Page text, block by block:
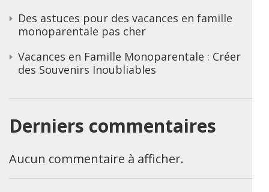
Des astuces pour des vacances en famille
monoparentale pas cher
Vacances en Famille Monoparentale : Créer
des Souvenirs Inoubliables
Derniers commentaires
Aucun commentaire à afficher.